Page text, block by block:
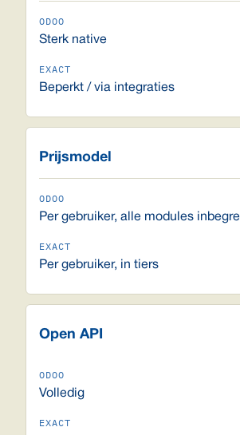
Sterk native
Beperkt / via integraties
Prijsmodel
Per gebruiker, alle modules
Per gebruiker, in tiers
Open API
Volledig